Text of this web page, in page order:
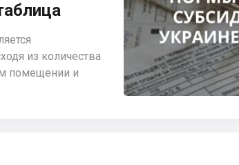
из количества
помещении и